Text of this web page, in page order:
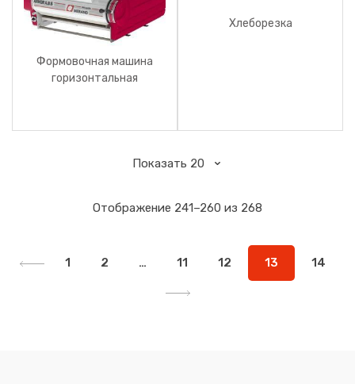
Формовочная машина
горизонтальная
Хлеборезка
Отображение 241–260 из 268
1 2 … 11 12 13 14